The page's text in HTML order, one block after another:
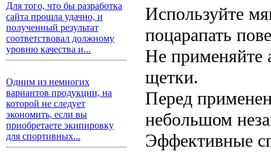
Для того, что бы разработка
сайта прошла удачно, и
полученный результат
соответствовал должному
уровню качества и...
Одним из немногих
вариантов продукции, на
которой не следует
экономить, если вы
приобретаете экипировку
для спортивных...
Используйте
поцарапать
Не применяйте
щетки.
Перед
небольшом
Эффективные